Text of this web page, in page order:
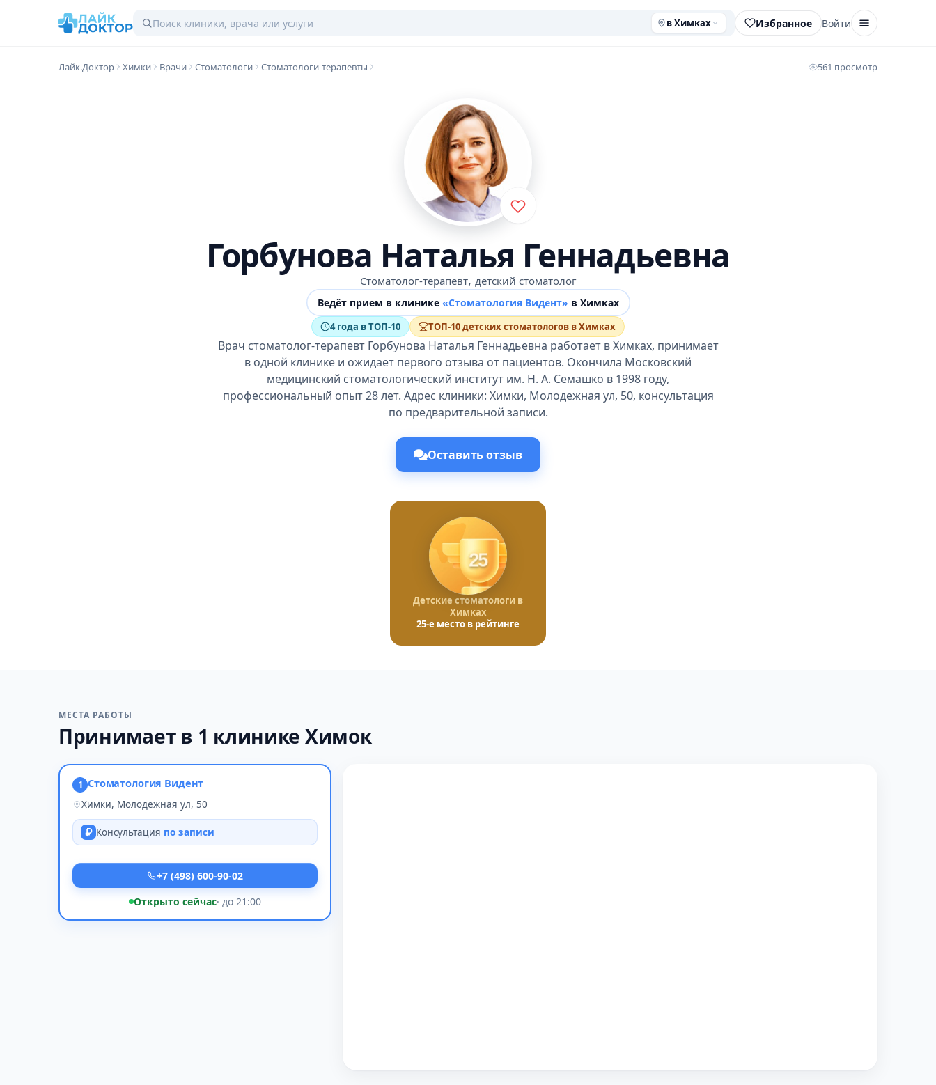
в Химках Избранное Войти
Лайк.Доктор Химки Врачи Стоматологи Стоматологи-терапевты 561 просмотр
Горбунова Наталья Геннадьевна
Стоматолог-терапевт, детский стоматолог
Ведёт прием в клинике «Стоматология Видент» в Химках
4 года в ТОП-10 ТОП-10 детских стоматологов в Химках
Врач стоматолог-терапевт Горбунова Наталья Геннадьевна работает в Химках, принимает
в одной клинике и ожидает первого отзыва от пациентов. Окончила Московский
медицинский стоматологический институт им. Н. А. Семашко в 1998 году,
профессиональный опыт 28 лет. Адрес клиники: Химки, Молодежная ул, 50, консультация
по предварительной записи.
Оставить отзыв
25
Детские стоматологи в
Химках
25-е место в рейтинге
МЕСТА РАБОТЫ
Принимает в 1 клинике Химок
1 Стоматология Видент
Химки, Молодежная ул, 50
Консультация по записи
+7 (498) 600-90-02
Открыто сейчас· до 21:00